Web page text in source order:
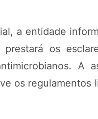
a entidade
os
A
os regulamentos